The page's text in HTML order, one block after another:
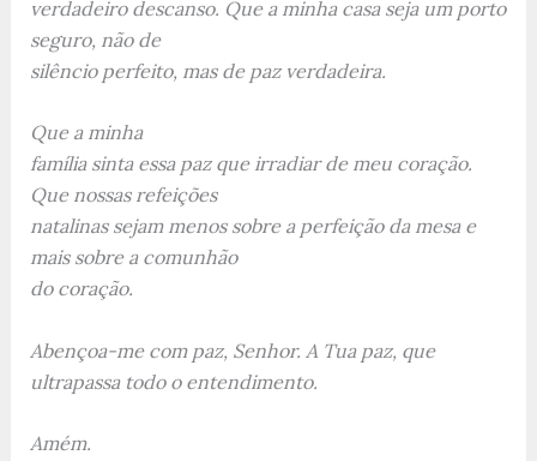
verdadeiro descanso. Que a minha casa seja um porto
seguro, não de
silêncio perfeito, mas de paz verdadeira.
Que a minha
família sinta essa paz que irradiar de meu coração.
Que nossas refeições
natalinas sejam menos sobre a perfeição da mesa e
mais sobre a comunhão
do coração.
Abençoa-me com paz, Senhor. A Tua paz, que
ultrapassa todo o entendimento.
Amém.